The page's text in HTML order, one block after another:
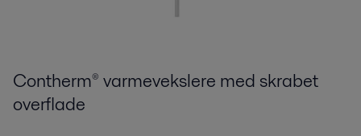
Contherm® varmevekslere med skrabet
overflade